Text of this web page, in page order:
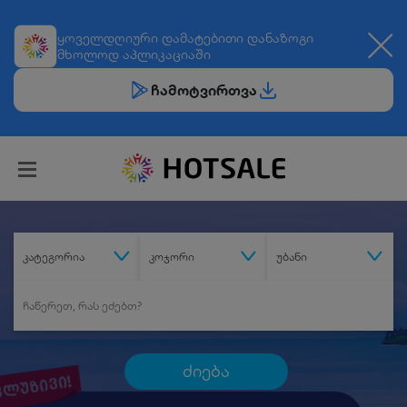
ყოველდღიური დამატებითი დანაზოგი
მხოლოდ აპლიკაციაში
ჩამოტვირთვა
კატეგორია კოჯორი უბანი
ძიება